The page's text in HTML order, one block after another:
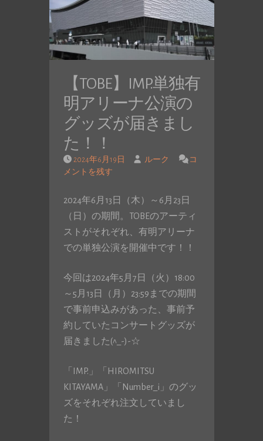
【TOBE】IMP.単独有
明アリーナ公演の
グッズが届きまし
た！！
2024年6月19日 ルーク
コ
メントを残す
2024年6月13日（木）～6月23日
（日）の期間。TOBEのアーティ
ストがそれぞれ、有明アリーナ
での単独公演を開催中です！！
今回は2024年5月7日（火）18:00
～5月13日（月）23:59までの期間
で事前申込みがあった、事前予
約していたコンサートグッズが
届きました(^_-)-☆
「IMP.」「HIROMITSU
KITAYAMA」「Number_i」のグッ
ズをそれぞれ注文していまし
た！